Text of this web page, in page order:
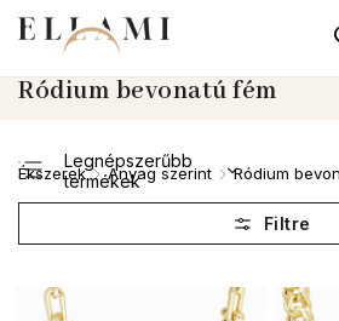
Ékszerek / Anyag szerint / Ródium
Ródium bevonatú fém
Legnépszerűbb
termékek
Legolcsóbb elöl
Legdrágább